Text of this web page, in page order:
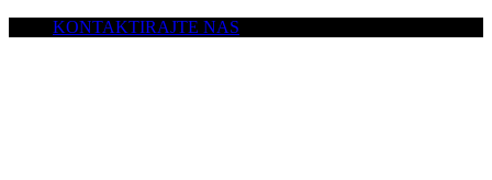
KONTAKTIRAJTE NAS